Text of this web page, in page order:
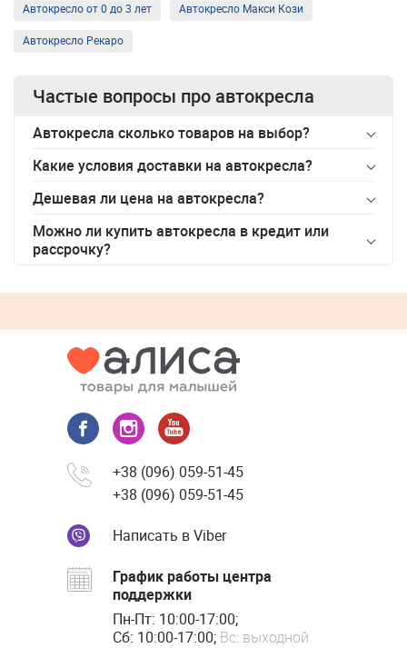
Автокресло от 0 до 3 лет Автокресло Макси Кози
Автокресло Рекаро
Частые вопросы про автокресла
Автокресла сколько товаров на выбор?
Какие условия доставки на автокресла?
Дешевая ли цена на автокресла?
Можно ли купитьавтокресла в кредит или
рассрочку?
+38 (096) 059-51-45
+38 (096) 059-51-45
Написать в Viber
График работы центра
поддержки
Пн-Пт: 10:00-17:00;
Сб: 10:00-17:00; Вс: выходной